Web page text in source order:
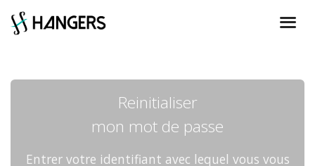
Reinitialiser
mon mot de passe
Entrer votre identifiant avec lequel vous vous